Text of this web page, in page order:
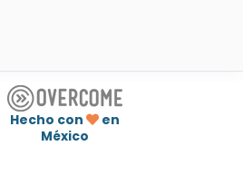
Hecho con
en
México